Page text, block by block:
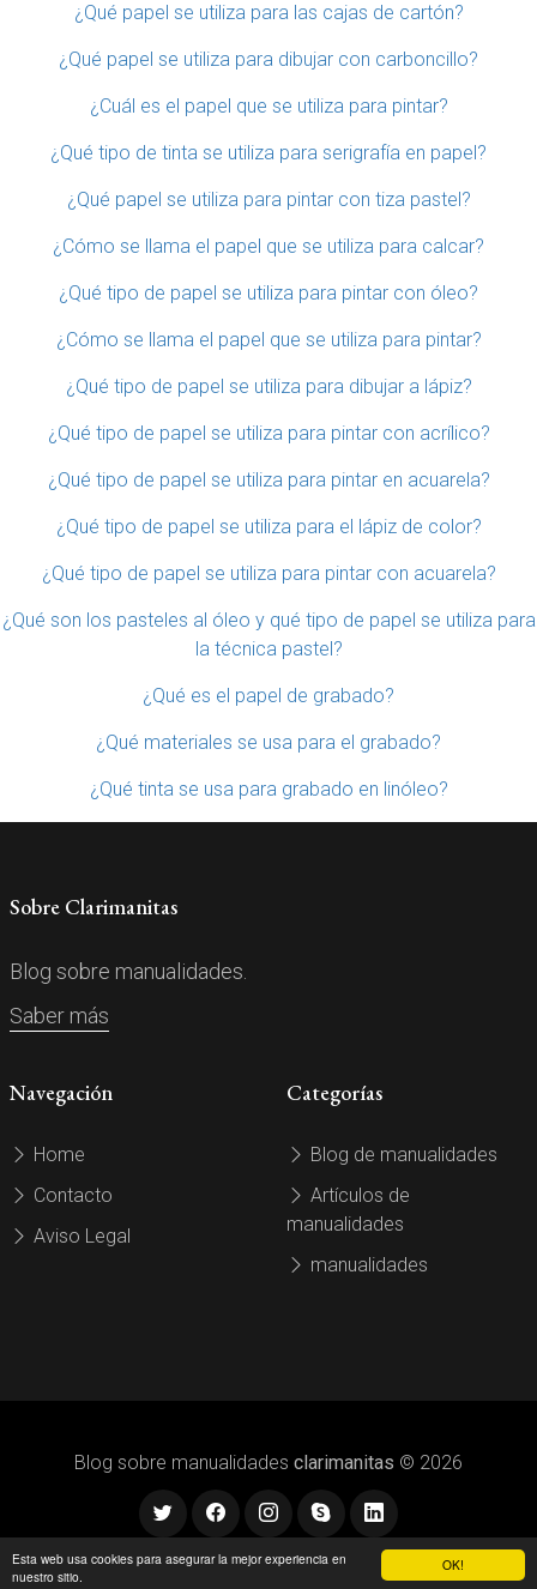
OK!
Esta web usa cookies para asegurar la mejor experiencia en
nuestro sitio.
¿Qué papel se utiliza para las cajas de cartón?
¿Qué papel se utiliza para dibujar con carboncillo?
¿Cuál es el papel que se utiliza para pintar?
¿Qué tipo de tinta se utiliza para serigrafía en papel?
¿Qué papel se utiliza para pintar con tiza pastel?
¿Cómo se llama el papel que se utiliza para calcar?
¿Qué tipo de papel se utiliza para pintar con óleo?
¿Cómo se llama el papel que se utiliza para pintar?
¿Qué tipo de papel se utiliza para dibujar a lápiz?
¿Qué tipo de papel se utiliza para pintar con acrílico?
¿Qué tipo de papel se utiliza para pintar en acuarela?
¿Qué tipo de papel se utiliza para el lápiz de color?
¿Qué tipo de papel se utiliza para pintar con acuarela?
¿Qué son los pasteles al óleo y qué tipo de papel se utiliza para
la técnica pastel?
¿Qué es el papel de grabado?
¿Qué materiales se usa para el grabado?
¿Qué tinta se usa para grabado en linóleo?
Sobre Clarimanitas
Blog sobre manualidades.
Saber más
Navegación
Home
Contacto
Aviso Legal
Categorías
Blog de manualidades
Artículos de
manualidades
manualidades
Blog sobre manualidades clarimanitas © 2026